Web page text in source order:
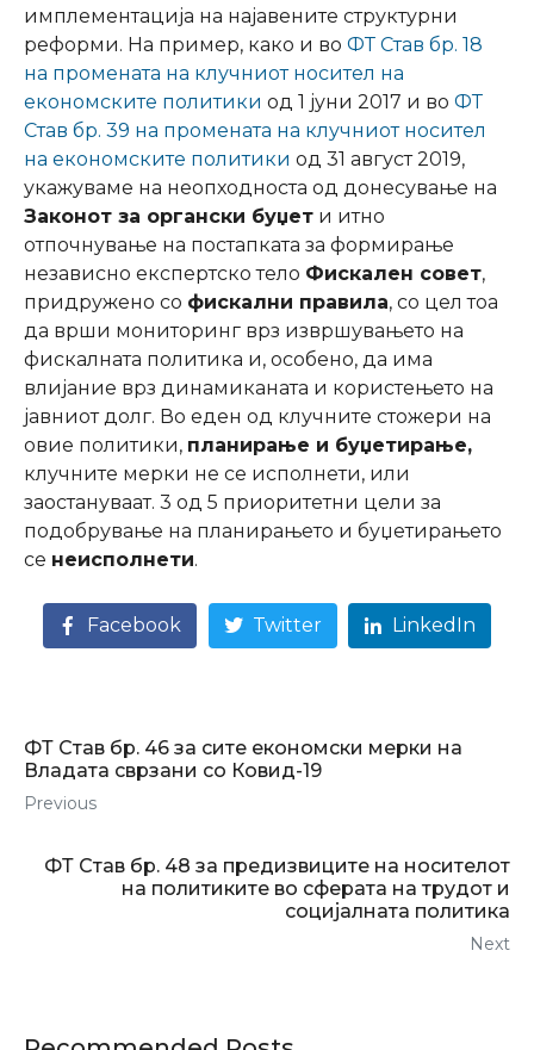
имплементација на најавените структурни
реформи. На пример, како и во ФТ Став бр. 18
на промената на клучниот носител на
економските политики од 1 јуни 2017 и во ФТ
Став бр. 39 на промената на клучниот носител
на економските политики од 31 август 2019,
укажуваме на неопходноста од донесување на
Законот за органски буџет и итно
отпочнување на постапката за формирање
независно експертско тело Фискален совет,
придружено со фискални правила, со цел тоа
да врши мониторинг врз извршувањето на
фискалната политика и, особено, да има
влијание врз динамиканата и користењето на
јавниот долг. Во еден од клучните стожери на
овие политики, планирање и буџетирање,
клучните мерки не се исполнети, или
заостануваат. 3 од 5 приоритетни цели за
подобрување на планирањето и буџетирањето
се неисполнети.
Facebook Twitter LinkedIn
ФТ Став бр. 46 за сите економски мерки на
Владата сврзани со Ковид-19
Previous
ФТ Став бр. 48 за предизвиците на носителот
на политиките во сферата на трудот и
социјалната политика
Next